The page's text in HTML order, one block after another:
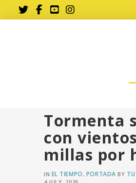
Tormenta
con
millas por
IN EL TIEMPO , PORTADA BY